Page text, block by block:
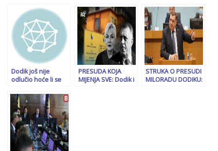
SIGURNOSTI BiH:
Povjerenik Vulina u
RS, blizak Igoru
Dodiku; javno
priznao da
zapošljava ljude
trgujući uticajem
novac Dodiku za
povratak SDA u vlast
totalni raspašoj”
Dodik još nije
odlučio hoće li se
presude, spominjao
EUFOR, hapšenje,
Amerikance…
PRESUDA KOJA
MIJENJA SVE: Dodik i
STRUKA O PRESUDI
MILORADU DODIKU: